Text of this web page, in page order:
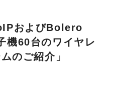
およびBolero
機60台のワイヤレ
のご紹介」